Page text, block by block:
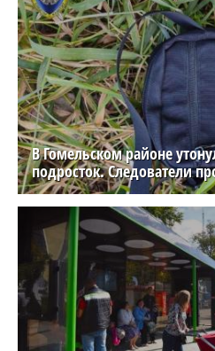
В Гомельском районе
подросток. Следователи